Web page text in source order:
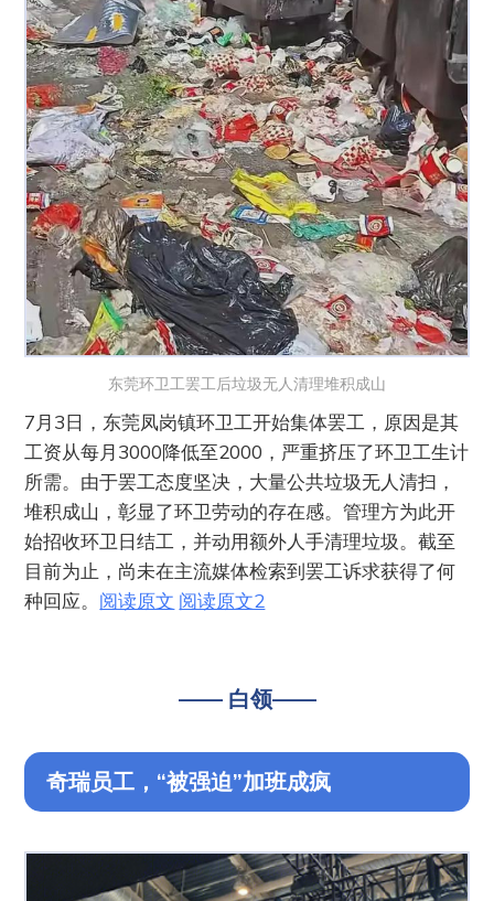
东莞环卫工罢工后垃圾无人清理堆积成山
7月3日，东莞凤岗镇环卫工开始集体罢工，原因是其
工资从每月3000降低至2000，严重挤压了环卫工生计
所需。由于罢工态度坚决，大量公共垃圾无人清扫，
堆积成山，彰显了环卫劳动的存在感。管理方为此开
始招收环卫日结工，并动用额外人手清理垃圾。截至
目前为止，尚未在主流媒体检索到罢工诉求获得了何
种回应。 阅读原文 阅读原文2
—— 白领——
奇瑞员工，“被强迫”加班成疯